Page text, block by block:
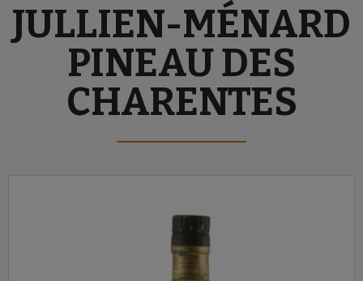
JULLIEN-MÉNARD
PINEAU DES
CHARENTES